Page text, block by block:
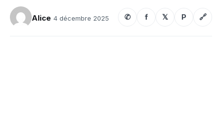
Alice 4 décembre 2025 ✆ f 𝕏 P 🔗